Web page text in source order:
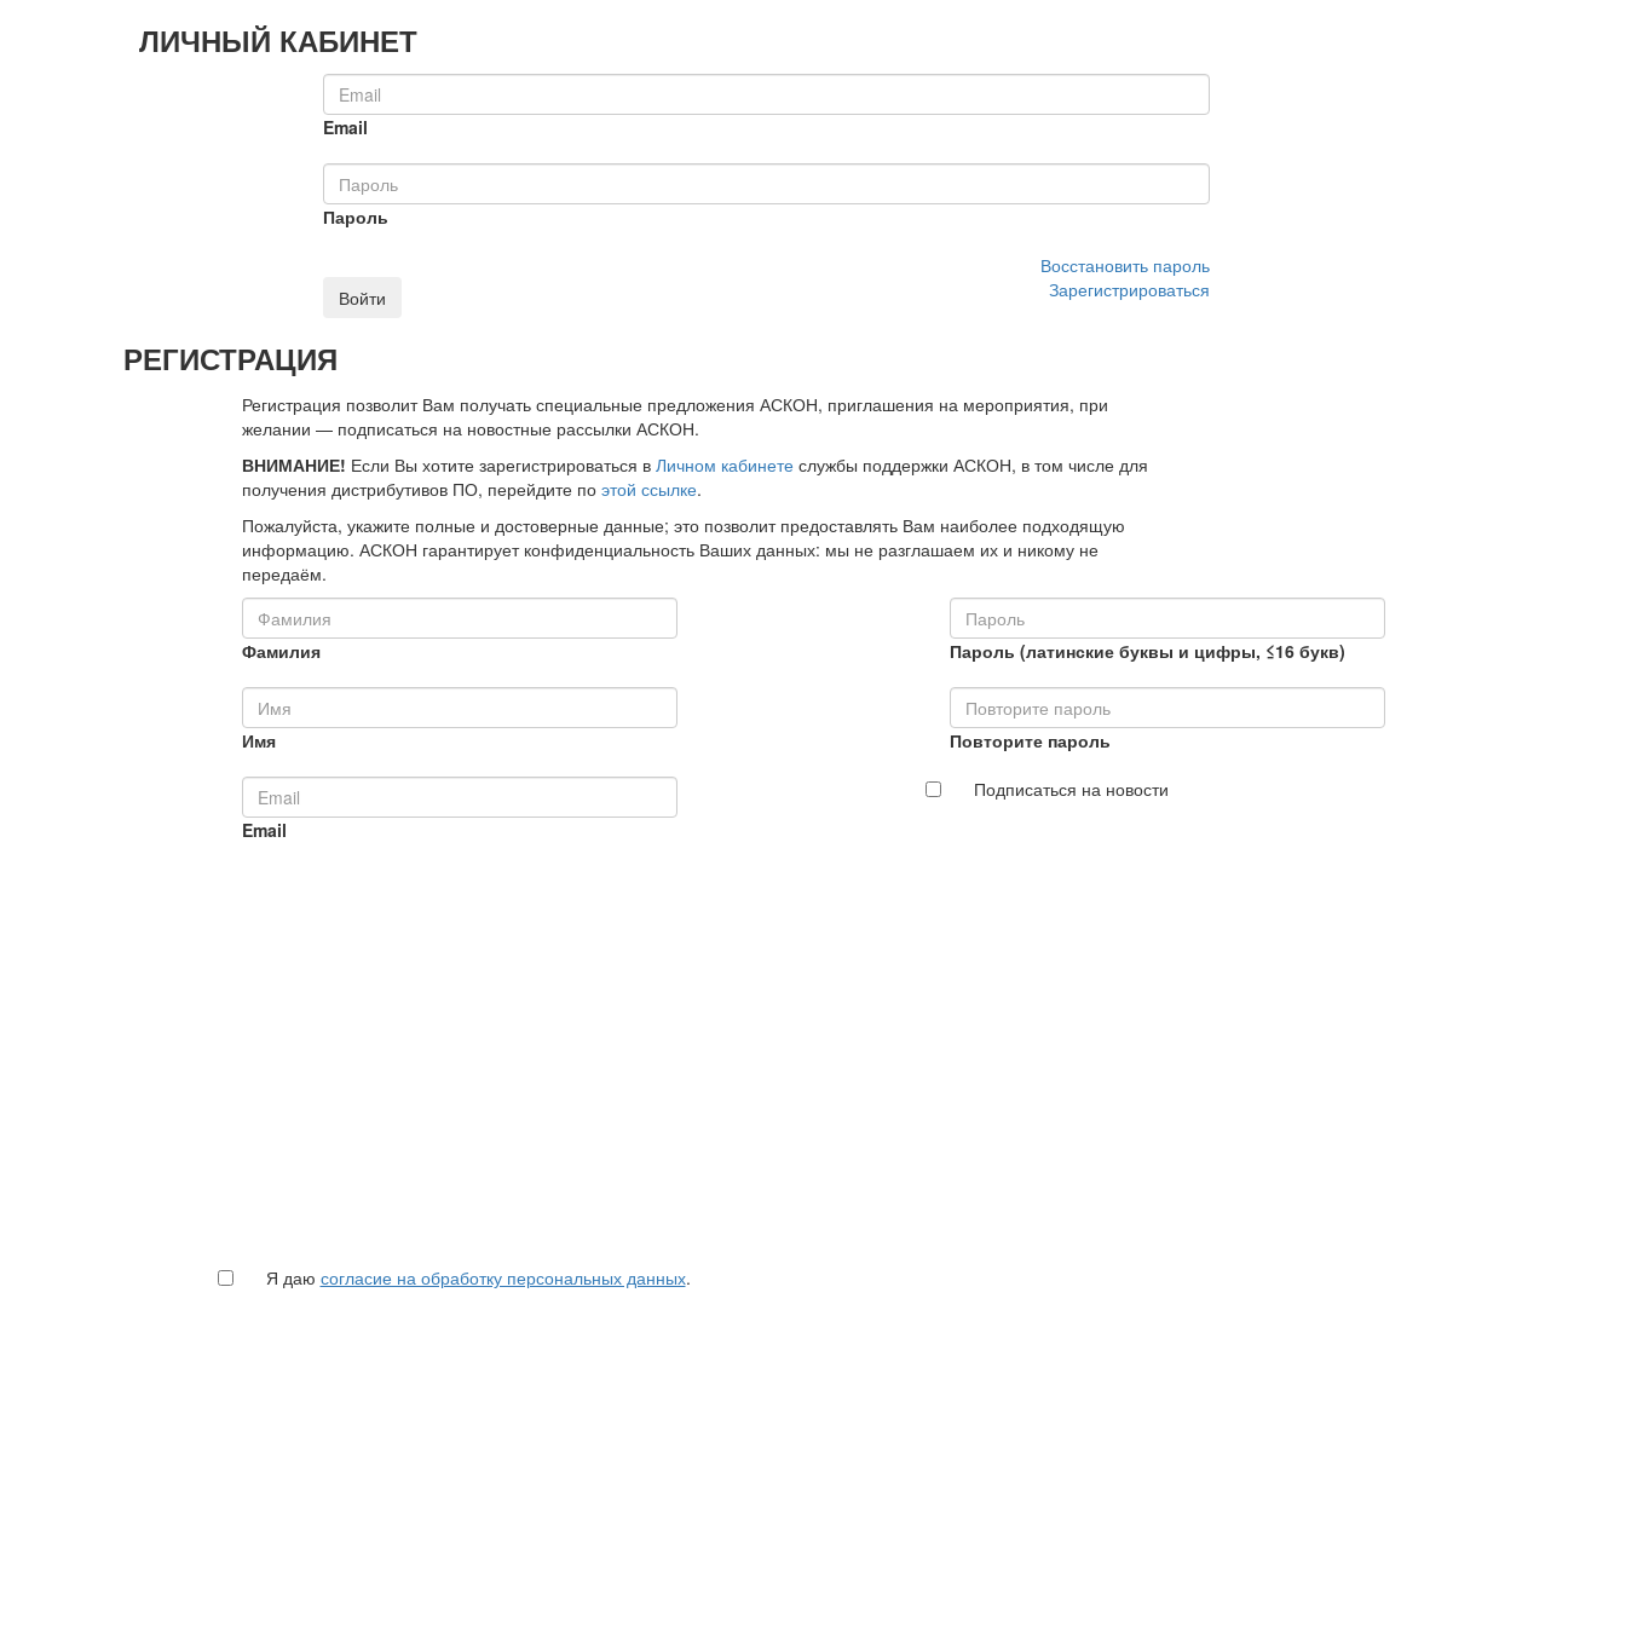
ЛИЧНЫЙ КАБИНЕТ
Email
Пароль
Восстановить пароль
Войти
Зарегистрироваться
РЕГИСТРАЦИЯ
Регистрация позволит Вам получать специальные предложения АСКОН, приглашения на мероприятия, при
желании — подписаться на новостные рассылки АСКОН.
ВНИМАНИЕ! Если Вы хотите зарегистрироваться в Личном кабинетеслужбы поддержки АСКОН, в том числе для
получения дистрибутивов ПО, перейдите по этой ссылке.
Пожалуйста, укажите полные и достоверные данные; это позволит предоставлять Вам наиболее подходящую
информацию. АСКОН гарантирует конфиденциальность Ваших данных: мы не разглашаем их и никому не
передаём.
Фамилия
Имя
Email
Пароль (латинские буквы и цифры, ≤16 букв)
Повторите пароль
Подписаться на новости
Я даю согласие на обработку персональных данных.